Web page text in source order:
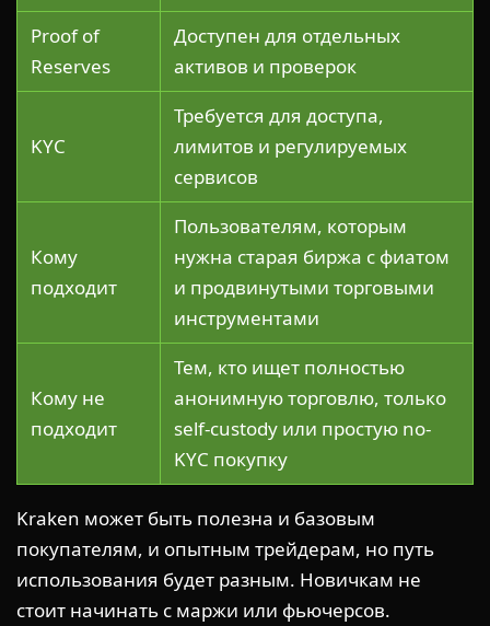
Proof of
Reserves
Доступен для отдельных
активов и проверок
KYC
Требуется для доступа,
лимитов и регулируемых
сервисов
Кому
подходит
Пользователям, которым
нужна старая биржа с фиатом
и продвинутыми торговыми
инструментами
Кому не
подходит
Тем, кто ищет полностью
анонимную торговлю, только
self-custody или простую no-
KYC покупку
Kraken может быть полезна и базовым
покупателям, и опытным трейдерам, но путь
использования будет разным. Новичкам не
стоит начинать с маржи или фьючерсов.